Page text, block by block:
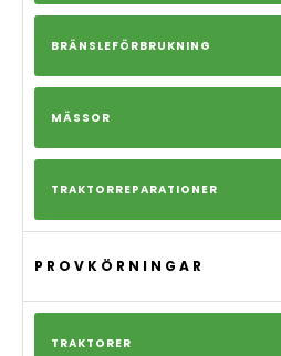
BRÄNSLEFÖRBRUKNING
MÄSSOR
TRAKTORREPARATIONER
PROVKÖRNINGAR
TRAKTORER